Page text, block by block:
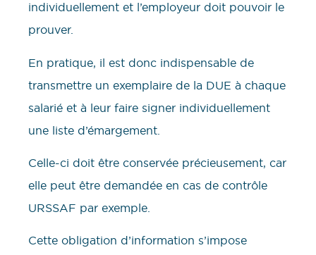
individuellement et l’employeur doit pouvoir le
prouver.
En pratique, il est donc indispensable de
transmettre un exemplaire de la DUE à chaque
salarié et à leur faire signer individuellement
une liste d’émargement.
Celle-ci doit être conservée précieusement, car
elle peut être demandée en cas de contrôle
URSSAF par exemple.
Cette obligation d’information s’impose